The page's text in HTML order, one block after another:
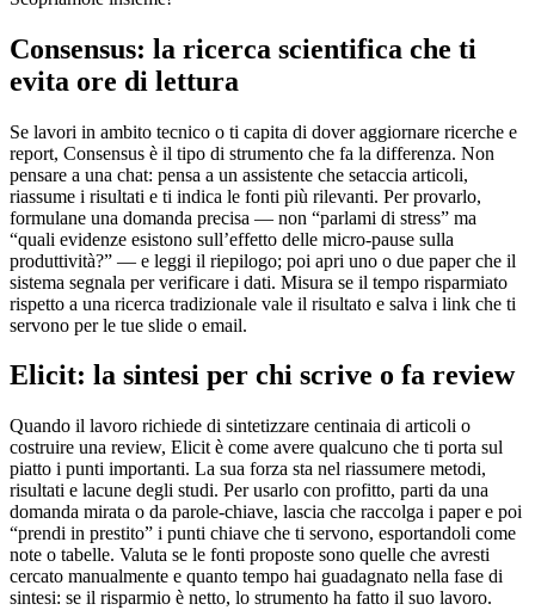
Consensus: la ricerca scientifica che ti
evita ore di lettura
Se lavori in ambito tecnico o ti capita di dover aggiornare ricerche e
report, Consensus è il tipo di strumento che fa la differenza. Non
pensare a una chat: pensa a un assistente che setaccia articoli,
riassume i risultati e ti indica le fonti più rilevanti. Per provarlo,
formulane una domanda precisa — non “parlami di stress” ma
“quali evidenze esistono sull’effetto delle micro-pause sulla
produttività?” — e leggi il riepilogo; poi apri uno o due paper che il
sistema segnala per verificare i dati. Misura se il tempo risparmiato
rispetto a una ricerca tradizionale vale il risultato e salva i link che ti
servono per le tue slide o email.
Elicit: la sintesi per chi scrive o fa review
Quando il lavoro richiede di sintetizzare centinaia di articoli o
costruire una review, Elicit è come avere qualcuno che ti porta sul
piatto i punti importanti. La sua forza sta nel riassumere metodi,
risultati e lacune degli studi. Per usarlo con profitto, parti da una
domanda mirata o da parole-chiave, lascia che raccolga i paper e poi
“prendi in prestito” i punti chiave che ti servono, esportandoli come
note o tabelle. Valuta se le fonti proposte sono quelle che avresti
cercato manualmente e quanto tempo hai guadagnato nella fase di
sintesi: se il risparmio è netto, lo strumento ha fatto il suo lavoro.